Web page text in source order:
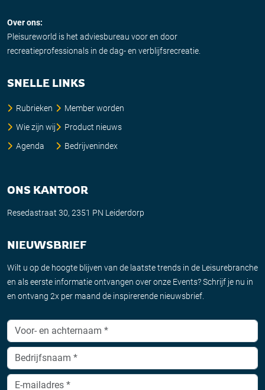
Over ons:
Pleisureworld is het adviesbureau voor en door
recreatieprofessionals in de dag- en verblijfsrecreatie.
SNELLE LINKS
Rubrieken
Wie zijn wij
Agenda
Member worden
Product nieuws
Bedrijvenindex
ONS KANTOOR
Resedastraat 30, 2351 PN Leiderdorp
NIEUWSBRIEF
Wilt u op de hoogte blijven van de laatste trends in de Leisurebranche
en als eerste informatie ontvangen over onze Events? Schrijf je nu in
en ontvang 2x per maand de inspirerende nieuwsbrief.